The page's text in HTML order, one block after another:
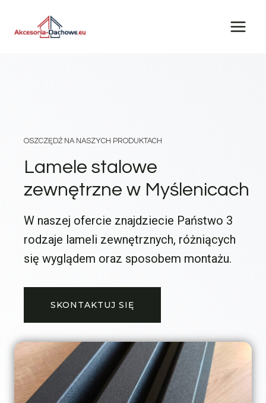
OSZCZĘDŹ NA NASZYCH PRODUKTACH
Lamele stalowe
zewnętrzne w Myślenicach
W naszej ofercie znajdziecie Państwo 3
rodzaje lameli zewnętrznych, różniących
się wyglądem oraz sposobem montażu.
SKONTAKTUJ SIĘ